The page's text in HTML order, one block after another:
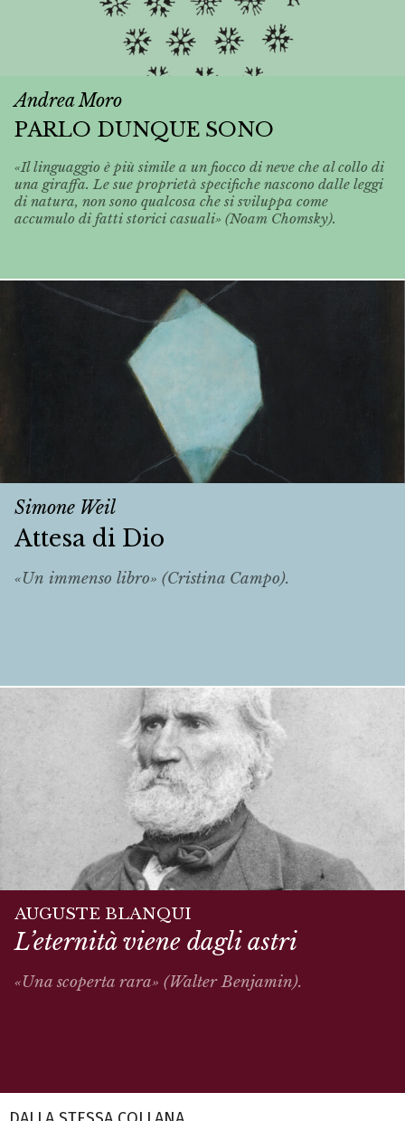
Andrea Moro
PARLO DUNQUE SONO
«Il linguaggio è più simile a un fiocco di neve che al collo di
una giraffa. Le sue proprietà specifiche nascono dalle leggi
di natura, non sono qualcosa che si sviluppa come
accumulo di fatti storici casuali» (Noam Chomsky).
Simone Weil
Attesa di Dio
«Un immenso libro» (Cristina Campo).
AUGUSTE BLANQUI
L’eternità viene dagli astri
«Una scoperta rara» (Walter Benjamin).